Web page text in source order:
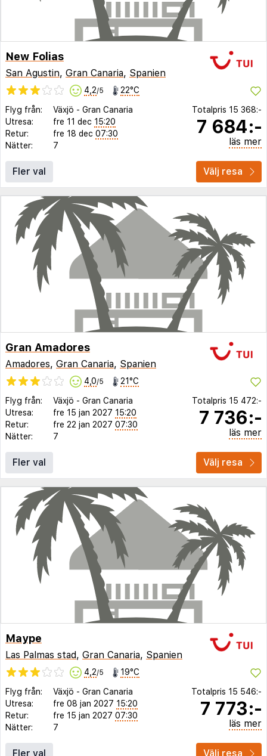
New Folias
San Agustin, Gran Canaria, Spanien
4,2/5 22°C
Flyg från: Växjö - Gran Canaria
Utresa:
fre 11 dec 15:20
Retur:
fre 18 dec 07:30
Nätter:
7
Totalpris 15 368:-
7 684:-
läs mer
Fler val Välj resa
Gran Amadores
Amadores, Gran Canaria, Spanien
4,0/5 21°C
Flyg från: Växjö - Gran Canaria
Utresa:
fre 15 jan 2027 15:20
Retur:
fre 22 jan 2027 07:30
Nätter:
7
Totalpris 15 472:-
7 736:-
läs mer
Fler val Välj resa
Maype
Las Palmas stad, Gran Canaria, Spanien
4,2/5 19°C
Flyg från: Växjö - Gran Canaria
Utresa:
fre 08 jan 2027 15:20
Retur:
fre 15 jan 2027 07:30
Nätter:
7
Totalpris 15 546:-
7 773:-
läs mer
Fler val Välj resa